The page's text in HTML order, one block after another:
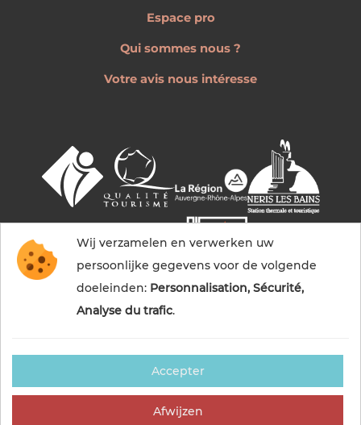
Espace pro
Qui sommes nous ?
Votre avis nous intéresse
© 2026 Commentry, Montmarault, Néris-les-bains
tourisme — Alle rechten voorbehouden
Wij verzamelen en verwerken uw
persoonlijke gegevens voor de volgende
doeleinden: Personnalisation, Sécurité,
Analyse du trafic.
Accepter
Afwijzen